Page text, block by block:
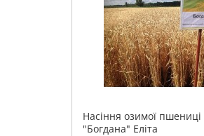
Насіння озимої пшениці
"Богдана" Еліта